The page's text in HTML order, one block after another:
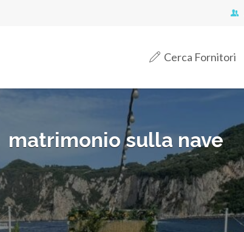
Cerca Fornitori
matrimonio sulla nave